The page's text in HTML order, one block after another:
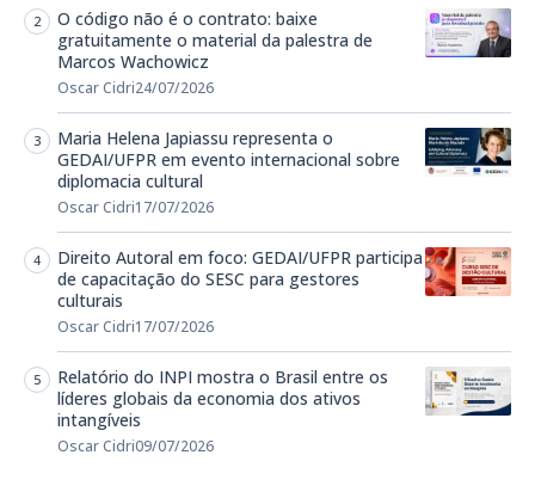
O código não é o contrato: baixe
gratuitamente o material da palestra de
Marcos Wachowicz
Oscar Cidri24/07/2026
Maria Helena Japiassu representa o
GEDAI/UFPR em evento internacional sobre
diplomacia cultural
Oscar Cidri17/07/2026
Direito Autoral em foco: GEDAI/UFPR participa
de capacitação do SESC para gestores
culturais
Oscar Cidri17/07/2026
Relatório do INPI mostra o Brasil entre os
líderes globais da economia dos ativos
intangíveis
Oscar Cidri09/07/2026